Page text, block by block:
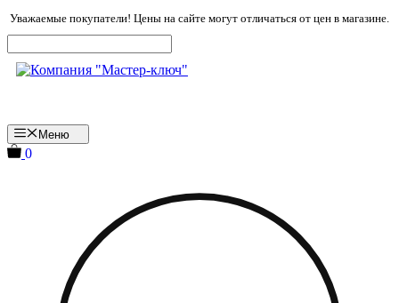
Перейти
к
содержимому
Уважаемые покупатели! Цены на сайте могут отличаться от цен в магазине.
Меню
0